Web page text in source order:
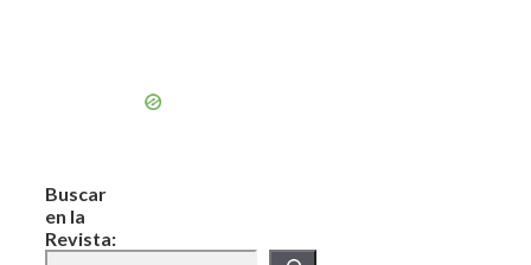
Buscar
en la
Revista: